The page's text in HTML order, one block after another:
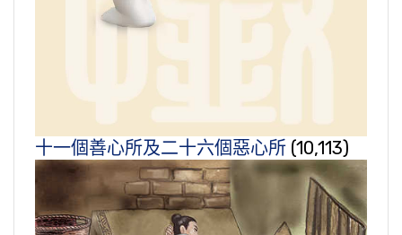
十一個善心所及二十六個惡心所 (10,113)